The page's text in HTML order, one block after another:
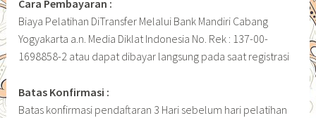
Cara Pembayaran :
Biaya Pelatihan DiTransfer Melalui Bank Mandiri Cabang
Yogyakarta a.n. Media Diklat Indonesia No. Rek : 137-00-
1698858-2 atau dapat dibayar langsung pada saat registrasi
Batas Konfirmasi :
Batas konfirmasi pendaftaran 3 Hari sebelum hari pelatihan